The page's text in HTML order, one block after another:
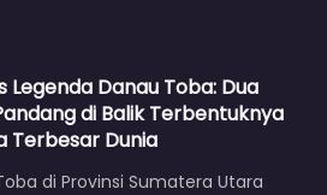
Legenda Danau Toba: Dua
di Balik Terbentuknya
Terbesar Dunia
di Provinsi Sumatera Utara